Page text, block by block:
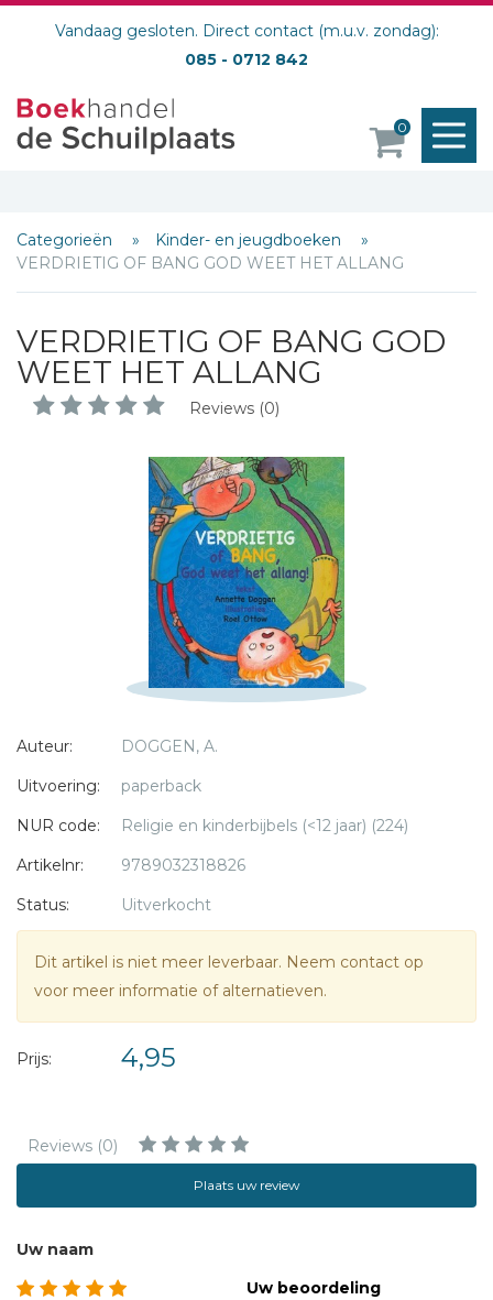
Vandaag gesloten. Direct contact (m.u.v. zondag):
085 - 0712 842
0
Categorieën
Kinder- en jeugdboeken
VERDRIETIG OF BANG GOD WEET HET ALLANG
VERDRIETIG OF BANG GOD
WEET HET ALLANG
Reviews (0)
Auteur:
DOGGEN, A.
Uitvoering:
paperback
NUR code:
Religie en kinderbijbels (<12 jaar) (224)
Artikelnr:
9789032318826
Status:
Uitverkocht
Dit artikel is niet meer leverbaar. Neem contact op
voor meer informatie of alternatieven.
Prijs: 4,95
Reviews (0)
Plaats uw review
Sterren
Naam *
Uw naam
Uw beoordeling